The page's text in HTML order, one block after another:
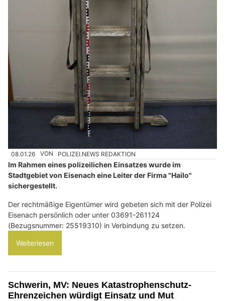
08.01.26 VON POLIZEI.NEWS REDAKTION
Im Rahmen eines polizeilichen Einsatzes wurde im
Stadtgebiet von Eisenach eine Leiter der Firma "Hailo"
sichergestellt.
Der rechtmäßige Eigentümer wird gebeten sich mit der Polizei
Eisenach persönlich oder unter 03691-261124
(Bezugsnummer: 25519310) in Verbindung zu setzen.
Weiterlesen
Schwerin, MV: Neues Katastrophenschutz-
Ehrenzeichen würdigt Einsatz und Mut